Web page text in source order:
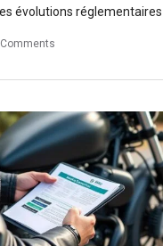
évolutions réglementaires